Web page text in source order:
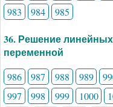
983
984 985
36. Решение
переменной
986 987 988 989
997
998 999 1000